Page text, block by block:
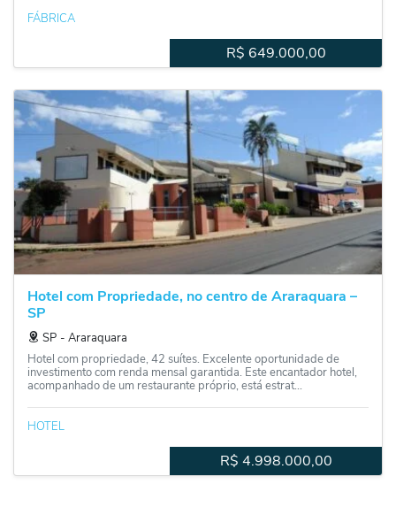
FÁBRICA
R$ 649.000,00
Hotel com Propriedade, no centro de Araraquara –
SP
SP ‐ Araraquara
Hotel com propriedade, 42 suítes. Excelente oportunidade de
investimento com renda mensal garantida. Este encantador hotel,
acompanhado de um restaurante próprio, está estrat...
HOTEL
R$ 4.998.000,00